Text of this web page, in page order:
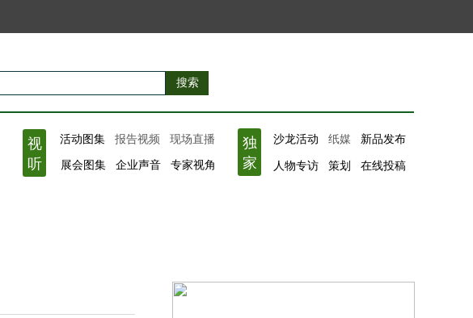
搜索
活动图集 报告视频 现场直播 沙龙活动 纸媒 新品发布
展会图集 企业声音 专家视角 人物专访 策划 在线投稿
视
听
独
家